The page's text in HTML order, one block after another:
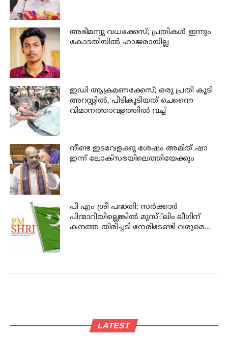
അഭിമന്യു വധക്കേസ്; പ്രതികള്‍ ഇന്നും
കോടതിയില്‍ ഹാജരായില്ല
ഇഡി ആക്രമണക്കേസ്; ഒരു പ്രതി കൂടി
അറസ്റ്റില്‍, പിടികൂടിയത് ചെന്നൈ
വിമാനത്താവളത്തില്‍ വച്ച്
നീണ്ട ഇടവേളക്കു ശേഷം അമിത് ഷാ
ഇന്ന് ലോക്‌സഭയിലെത്തിയേക്കും
പി എം ശ്രീ പദ്ധതി: സര്‍ക്കാര്‍
പിന്മാറിയില്ലെങ്കില്‍ മുസ്്‌ലിം ലീഗിന്
കനത്ത തിരിച്ചടി നേരിടേണ്ടി വരുമെന്നു
LATEST